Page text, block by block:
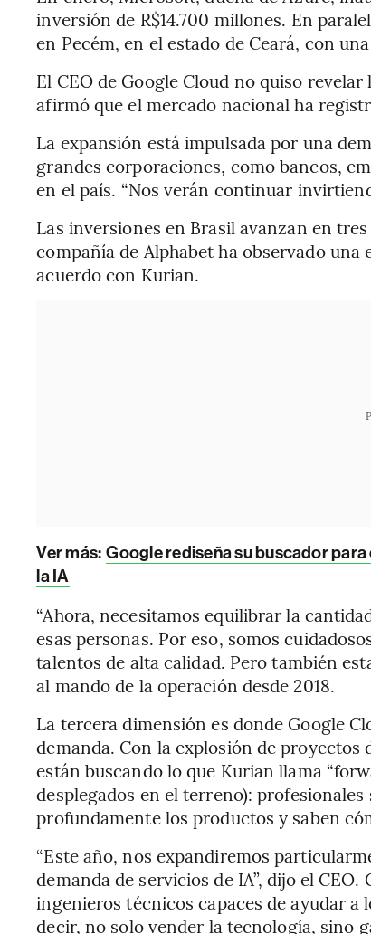
inversión de R$14.700 millones. En
en Pecém, en el estado de Ceará, con
El CEO de Google Cloud no quiso
afirmó que el mercado nacional ha
La expansión está impulsada por una
grandes corporaciones, como bancos,
en el país. “Nos verán continuar
Las inversiones en Brasil avanzan en
compañía de Alphabet ha observado
acuerdo con Kurian.
Ver más: Google rediseña su buscador
la IA
“Ahora, necesitamos equilibrar la
esas personas. Por eso, somos
talentos de alta calidad. Pero también
al mando de la operación desde 2018.
La tercera dimensión es donde Google
demanda. Con la explosión de
están buscando lo que Kurian llama
desplegados en el terreno):
profundamente los productos y saben
“Este año, nos expandiremos
demanda de servicios de IA”, dijo el
ingenieros técnicos capaces de ayudar
decir, no solo vender la tecnología, sino